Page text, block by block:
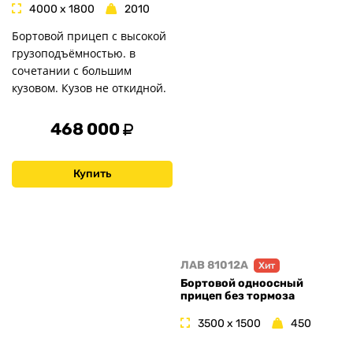
4000 x 1800 2010
Бортовой прицеп с высокой
грузоподъёмностью. в
сочетании с большим
кузовом. Кузов не откидной.
468 000
Купить
ЛАВ 81012A Хит
Бортовой одноосный
прицеп без тормоза
3500 x 1500 450